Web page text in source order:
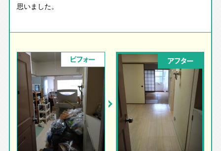
思いました。
ビフォー アフター